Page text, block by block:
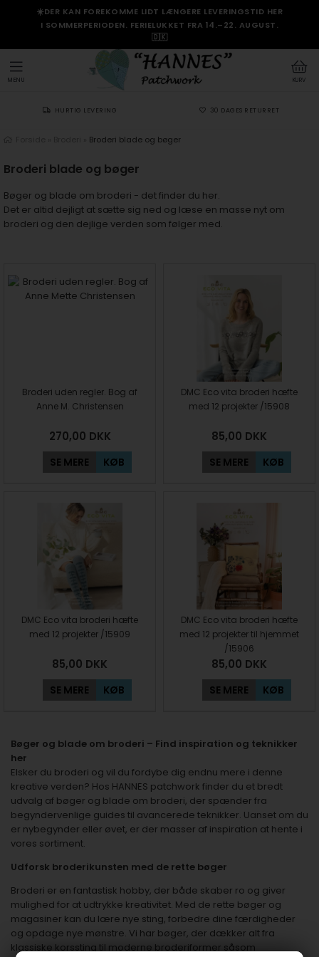
☀️DER KAN FOREKOMME LIDT LÆNGERE LEVERINGSTID HER
I SOMMERPERIODEN. FERIELUKKET FRA 14.–22. AUGUST.
🇩🇰
KURV
MENU
HURTIG LEVERING 30 DAGES RETURRET
Broderi blade og bøger
Broderi blade og bøger
Bøger og blade om broderi - det finder du her.
Det er altid dejligt at sætte sig ned og læse en masse nyt om
broderi og den dejlige verden som følger med.
Broderi uden regler. Bog af
Anne M. Christensen
270,00 DKK
SE MERE KØB
DMC Eco vita broderi hæfte
med 12 projekter /15908
85,00 DKK
SE MERE KØB
DMC Eco vita broderi hæfte
med 12 projekter /15909
85,00 DKK
SE MERE KØB
DMC Eco vita broderi hæfte
med 12 projekter til hjemmet
/15906
85,00 DKK
SE MERE KØB
Bøger og blade om broderi – Find inspiration og teknikker
her
Elsker du broderi og vil du fordybe dig endnu mere i denne
kreative verden? Hos HANNES patchwork finder du et bredt
udvalg af bøger og blade om broderi, der spænder fra
begyndervenlige guides til avancerede teknikker. Uanset om du
er nybegynder eller øvet, er der masser af inspiration at hente i
vores sortiment.
Udforsk broderikunsten med de rette bøger
Broderi er en fantastisk hobby, der både skaber ro og giver
mulighed for at udtrykke kreativitet. Med de rette bøger og
magasiner kan du lære nye sting, forbedre dine færdigheder
og opdage nye mønstre. Vi har bøger, der dækker alt fra
klassiske korssting til moderne broderiformer såsom